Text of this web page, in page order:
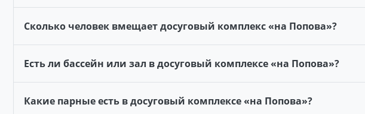
Сколько человек вмещает досуговый комплекс «на Попова»?
Есть ли бассейн или зал в досуговый комплексе «на Попова»?
Какие парные есть в досуговый комплексе «на Попова»?